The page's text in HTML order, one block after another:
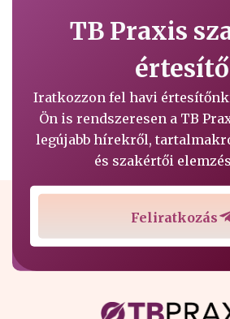
TB Praxis
értesítő
Iratkozzon fel havi
Ön is rendszeresen a TB
legújabb hírekről,
és szakértői
Feliratkozás